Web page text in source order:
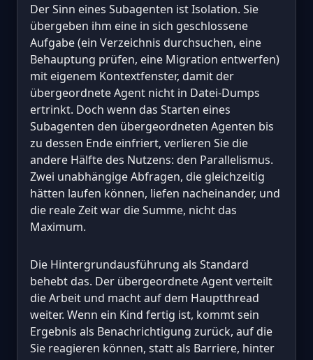
Der Sinn eines Subagenten ist Isolation. Sie
übergeben ihm eine in sich geschlossene
Aufgabe (ein Verzeichnis durchsuchen, eine
Behauptung prüfen, eine Migration entwerfen)
mit eigenem Kontextfenster, damit der
übergeordnete Agent nicht in Datei-Dumps
ertrinkt. Doch wenn das Starten eines
Subagenten den übergeordneten Agenten bis
zu dessen Ende einfriert, verlieren Sie die
andere Hälfte des Nutzens: den Parallelismus.
Zwei unabhängige Abfragen, die gleichzeitig
hätten laufen können, liefen nacheinander, und
die reale Zeit war die Summe, nicht das
Maximum.
Die Hintergrundausführung als Standard
behebt das. Der übergeordnete Agent verteilt
die Arbeit und macht auf dem Hauptthread
weiter. Wenn ein Kind fertig ist, kommt sein
Ergebnis als Benachrichtigung zurück, auf die
Sie reagieren können, statt als Barriere, hinter